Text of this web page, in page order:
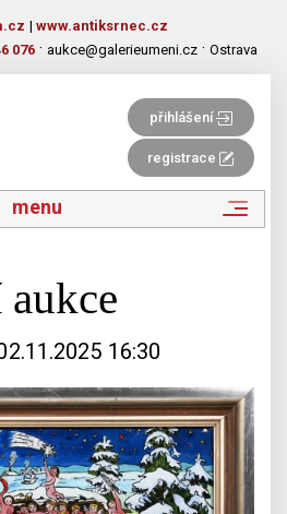
| www.antiksrnec.cz
076 · aukce@galerieumeni.cz · Ostrava
přihlášení
registrace
menu
16:30